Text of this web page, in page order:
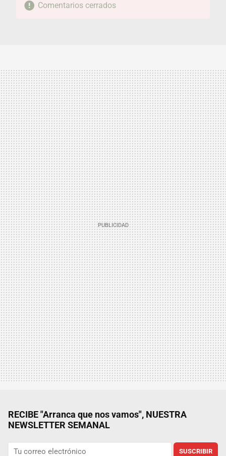
Comentarios cerrados
RECIBE "Arranca que nos vamos", NUESTRA
NEWSLETTER SEMANAL
SUSCRIBIR